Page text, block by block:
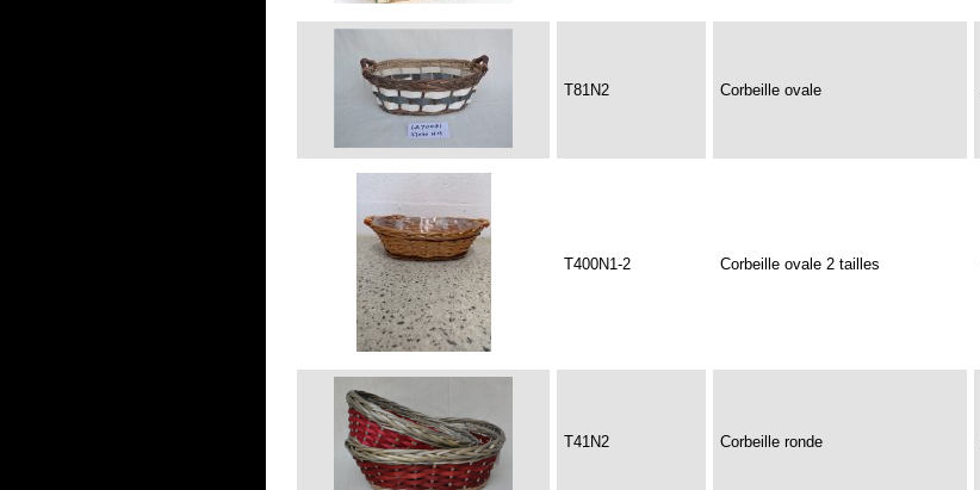
T81N2 Corbeille ovale
T400N1-2 Corbeille ovale 2 tailles
T41N2 Corbeille ronde